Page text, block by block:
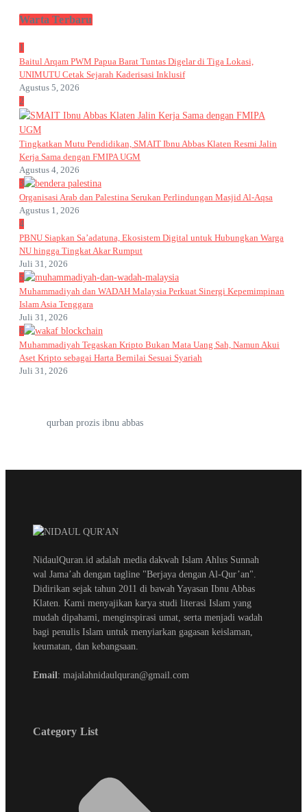
Warta Terbaru
1
Baitul Arqam PWM Papua Barat Tuntas Digelar di Tiga Lokasi,
UNIMUTU Cetak Sejarah Kaderisasi Inklusif
Agustus 5, 2026
2
Tingkatkan Mutu Pendidikan, SMAIT Ibnu Abbas Klaten Resmi Jalin
Kerja Sama dengan FMIPA UGM
Agustus 4, 2026
3
Organisasi Arab dan Palestina Serukan Perlindungan Masjid Al-Aqsa
Agustus 1, 2026
4
PBNU Siapkan Sa’adatuna, Ekosistem Digital untuk Hubungkan Warga
NU hingga Tingkat Akar Rumput
Juli 31, 2026
5
Muhammadiyah dan WADAH Malaysia Perkuat Sinergi Kepemimpinan
Islam Asia Tenggara
Juli 31, 2026
6
Muhammadiyah Tegaskan Kripto Bukan Mata Uang Sah, Namun Akui
Aset Kripto sebagai Harta Bernilai Sesuai Syariah
Juli 31, 2026
qurban prozis ibnu abbas
NidaulQuran.id adalah media dakwah Islam Ahlus Sunnah
wal Jama’ah dengan tagline "Berjaya dengan Al-Qur’an".
Didirikan sejak tahun 2011 di bawah Yayasan Ibnu Abbas
Klaten. Kami menyajikan karya studi literasi Islam yang
mudah dipahami, menginspirasi umat, serta menjadi wadah
bagi penulis Islam untuk menyiarkan gagasan keislaman,
keumatan, dan kebangsaan.
Email: majalahnidaulquran@gmail.com
Category List